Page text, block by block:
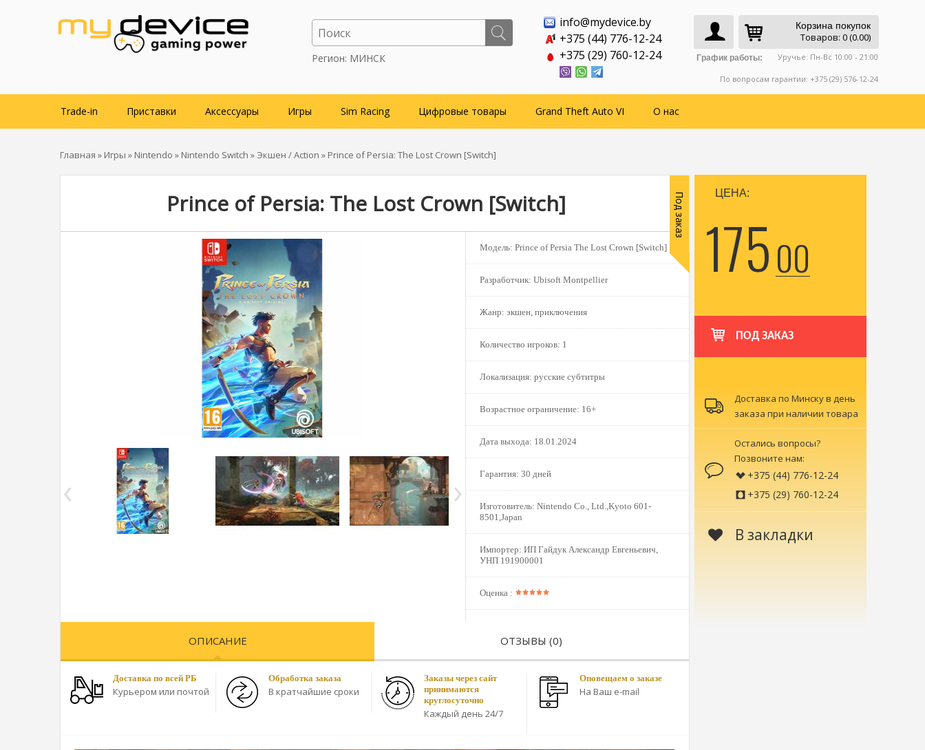
Регион: МИНСК
Корзина покупок
Товаров: 0 (0.00)
График работы: Уручье: Пн-Вс 10:00 - 21:00
По вопросам гарантии: +375 (29) 576-12-24
info@mydevice.by
+375 (44) 776-12-24
+375 (29) 760-12-24
Trade-in Приставки Аксессуары Игры Sim Racing Цифровые товары Grand Theft Auto VI О нас
Главная » Игры » Nintendo » Nintendo Switch » Экшен / Action » Prince of Persia: The Lost Crown [Switch]
Prince of Persia: The Lost Crown [Switch]
Модель: Prince of Persia The Lost Crown [Switch]
Разработчик: Ubisoft Montpellier
Жанр: экшен, приключения
Количество игроков: 1
Локализация: русские субтитры
Возрастное ограничение: 16+
Дата выхода: 18.01.2024
Гарантия: 30 дней
Изготовитель: Nintendo Co., Ltd.,Kyoto 601-
8501,Japan
Импортер: ИП Гайдук Александр Евгеньевич,
УНП 191900001
Оценка :
Под заказ
ОПИСАНИЕ ОТЗЫВЫ (0)
Доставка по всей РБ
Курьером или почтой
Обработка заказа
В кратчайшие сроки
Заказы через сайт
принимаются
круглосуточно
Каждый день 24/7
Оповещаем о заказе
На Ваш e-mail
ЦЕНА:
17500
ПОД ЗАКАЗ
Доставка по Минску в день
заказа при наличии товара
Остались вопросы?
Позвоните нам:
+375 (44) 776-12-24
+375 (29) 760-12-24
В закладки